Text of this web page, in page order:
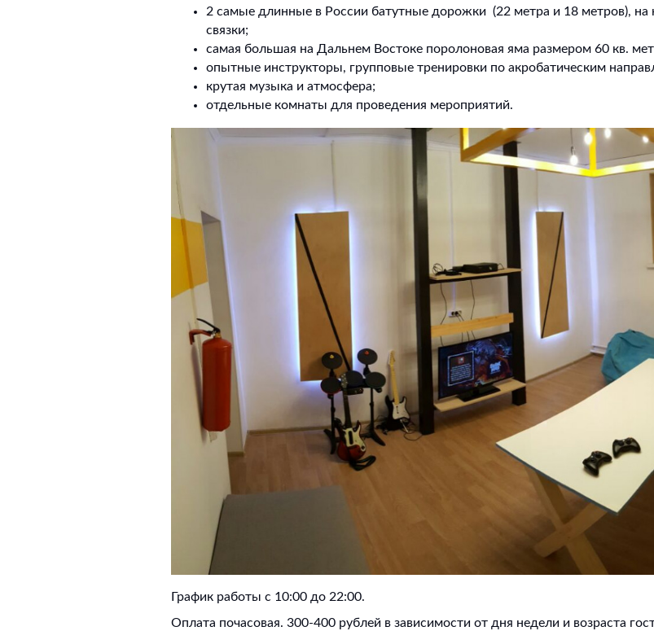
2 самые длинные в России батутные дорожки (22 метра и 18 метров),
связки;
самая большая на Дальнем Востоке поролоновая яма размером 60 кв.
опытные инструкторы, групповые тренировки по акробатическим
крутая музыка и атмосфера;
отдельные комнаты для проведения мероприятий.
График работы с 10:00 до 22:00.
Оплата почасовая. 300-400 рублей в зависимости от дня недели и возраста